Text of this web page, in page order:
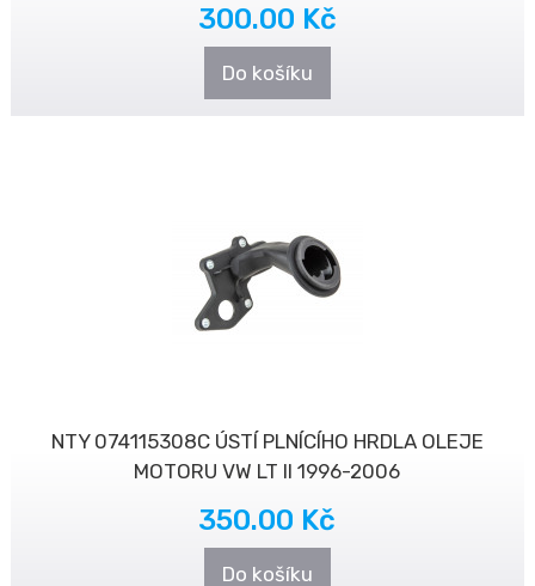
300.00 Kč
Do košíku
NTY 074115308C ÚSTÍ PLNÍCÍHO HRDLA OLEJE
MOTORU VW LT II 1996-2006
350.00 Kč
Do košíku